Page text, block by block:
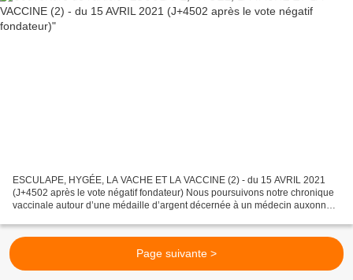
ESCULAPE, HYGÉE, LA VACHE ET LA VACCINE (2) - du 15 AVRIL 2021
(J+4502 après le vote négatif fondateur) Nous poursuivons notre chronique
vaccinale autour d’une médaille d’argent décernée à un médecin auxonnais
Page suivante >